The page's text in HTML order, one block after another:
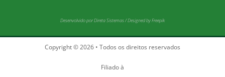
Desenvolvido porDireta Sistemas/Designed by Freepik
Copyright © 2026 • Todos os direitos reservados
Filiado à